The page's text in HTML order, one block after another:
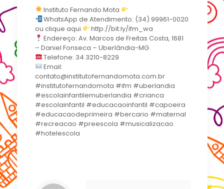
Instituto Fernando Mota
WhatsApp de Atendimento: (34) 99961-0020
ou clique aqui
http://bit.ly/ifm_wa
Endereço: Av. Marcos de Freitas Costa, 1681
– Daniel Fonseca – Uberlândia-MG
Telefone: 34 3210-8229
Email:
contato@institutofernandomota.com.br
#institutofernandomota #ifm #uberlandia
#escolainfantilemuberlandia #crianca
#escolainfantil #educacaoinfantil #capoeira
#educacaodeprimeira #bercario #maternal
#recreacao #preescola #musicalizacao
#hotelescola